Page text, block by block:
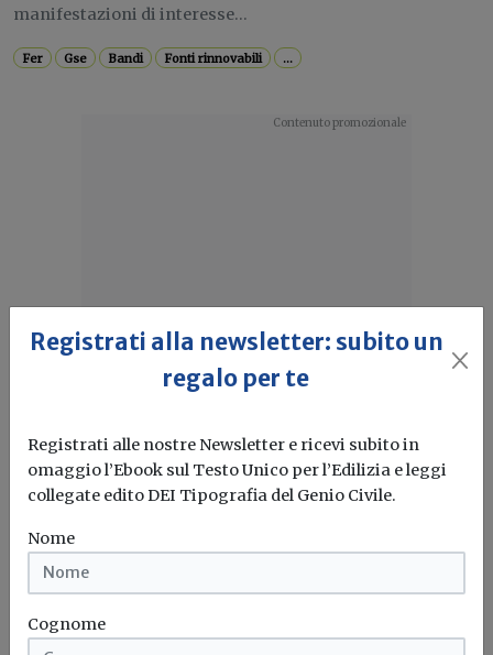
manifestazioni di interesse...
Fer Gse Bandi Fonti rinnovabili ...
Iscriviti alla newsletter di
Build News
Rimani aggiornato sulle ultime
novità in campo di efficienza
energetica e sostenibilità edile
Registrati alla newsletter: subito un
regalo per te
Registrati alle nostre Newsletter e ricevi subito in
omaggio l’Ebook sul Testo Unico per l’Edilizia e leggi
collegate edito DEI Tipografia del Genio Civile.
Nome
Cognome